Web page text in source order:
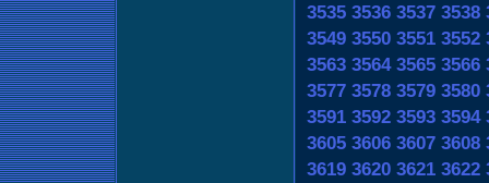
3535 3536 3537 3538
3549 3550 3551 3552
3563 3564 3565 3566
3577 3578 3579 3580
3591 3592 3593 3594
3605 3606 3607 3608
3619 3620 3621 3622